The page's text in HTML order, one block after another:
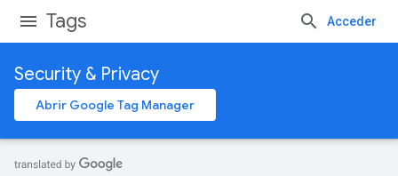
Tags Acceder
Security & Privacy
Abrir Google Tag Manager